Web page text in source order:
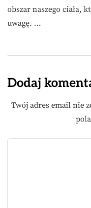
obszar naszego ciała,
uwagę. …
Dodaj
Twój adres email nie